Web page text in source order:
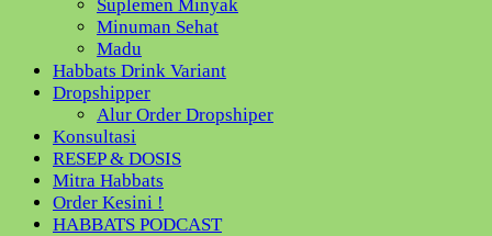
Suplemen Minyak
Minuman Sehat
Madu
Habbats Drink Variant
Dropshipper
Alur Order Dropshiper
Konsultasi
RESEP & DOSIS
Mitra Habbats
Order Kesini !
HABBATS PODCAST